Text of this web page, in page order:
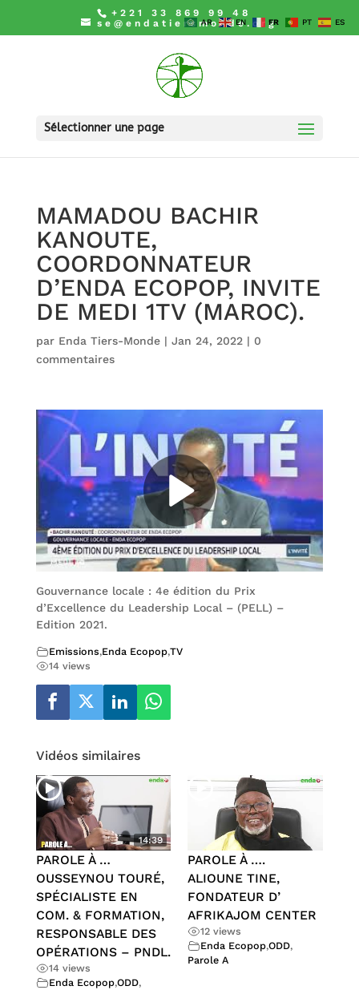
+221 33 869 99 48
se@endatiersmonde.org
Sélectionner une page
MAMADOU BACHIR
KANOUTE,
COORDONNATEUR
D’ENDA ECOPOP, INVITE
DE MEDI 1TV (MAROC).
par Enda Tiers-Monde| Jan 24, 2022| 0
commentaires
Gouvernance locale : 4e édition du Prix
d’Excellence du Leadership Local – (PELL) –
Edition 2021.
Emissions,Enda Ecopop,TV
14 views
Vidéos similaires
14:39
PAROLE À …
OUSSEYNOU TOURÉ,
SPÉCIALISTE EN
COM. & FORMATION,
RESPONSABLE DES
OPÉRATIONS – PNDL.
14 views
Enda Ecopop,ODD,
PAROLE À ….
ALIOUNE TINE,
FONDATEUR D’
AFRIKAJOM CENTER
12 views
Enda Ecopop,ODD,
Parole A
AR EN FR PT ES